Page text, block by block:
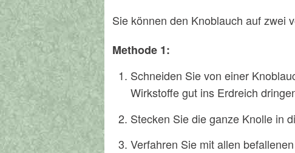
Sie können den Knoblauch auf zwei
Methode 1:
Schneiden Sie von einer
Wirkstoffe gut ins Erdreich
Stecken Sie die ganze Knolle in
Verfahren Sie mit allen